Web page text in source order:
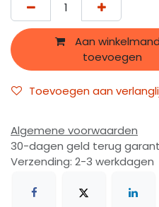
Aan
toevoegen
Toevoegen aan
Algemene voorwaarden
30-dagen geld terug
Verzending: 2-3 werkdagen